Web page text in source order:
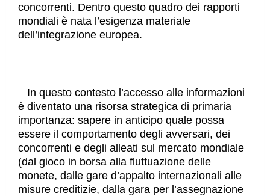
concorrenti. Dentro questo quadro dei rapporti
mondiali è nata l’esigenza materiale
dell’integrazione europea.
In questo contesto l’accesso alle informazioni
è diventato una risorsa strategica di primaria
importanza: sapere in anticipo quale possa
essere il comportamento degli avversari, dei
concorrenti e degli alleati sul mercato mondiale
(dal gioco in borsa alla fluttuazione delle
monete, dalle gare d’appalto internazionali alle
misure creditizie, dalla gara per l’assegnazione